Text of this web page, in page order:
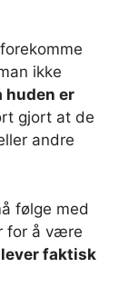
ikke
huden er
gjort at de
andre
følge med
for å være
faktisk